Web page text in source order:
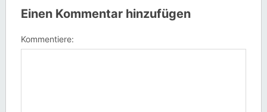
Einen Kommentar hinzufügen
Kommentiere: